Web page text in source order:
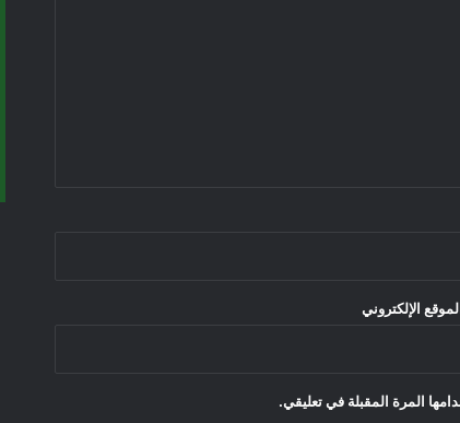
الإلكتروني
المرة المقبلة في تعليقي.